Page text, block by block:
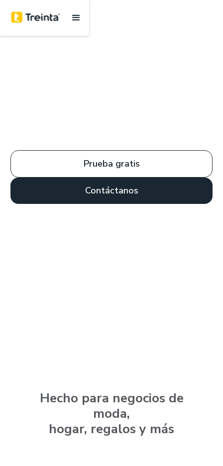
Prueba gratis
Contáctanos
Hecho para negocios de
moda,
hogar, regalos y más